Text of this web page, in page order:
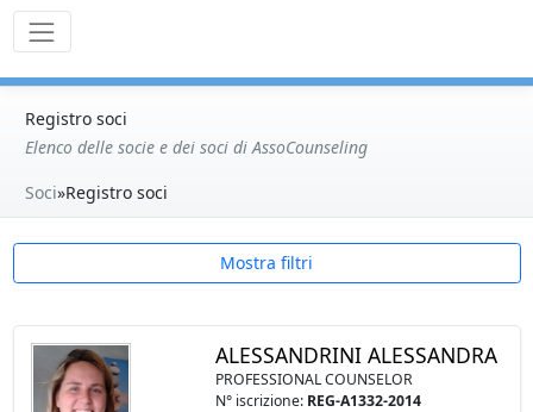
Registro soci
Elenco delle socie e dei soci di AssoCounseling
Soci»Registro soci
ALESSANDRINI ALESSANDRA
PROFESSIONAL COUNSELOR
N° iscrizione: REG-A1332-2014
Mostra filtri